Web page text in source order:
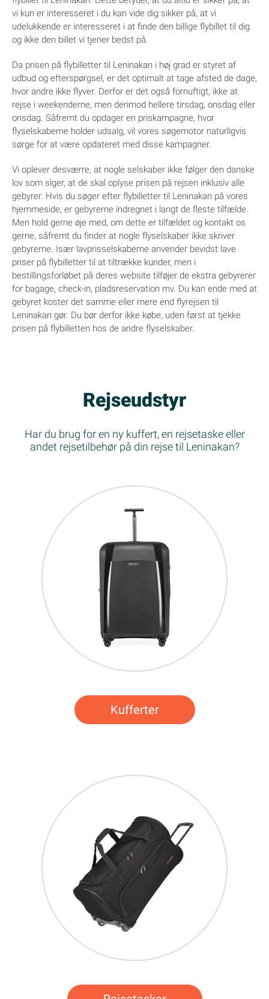
vi kun er interesseret i du kan vide dig sikker på, at vi
udelukkende er interesseret i at finde den billige flybillet til dig
og ikke den billet vi tjener bedst på.
Da prisen på flybilletter til Leninakan i høj grad er styret af
udbud og efterspørgsel, er det optimalt at tage afsted de dage,
hvor andre ikke flyver. Derfor er det også fornuftigt, ikke at
rejse i weekenderne, men derimod hellere tirsdag, onsdag eller
onsdag. Såfremt du opdager en priskampagne, hvor
flyselskaberne holder udsalg, vil vores søgemotor naturligvis
sørge for at være opdateret med disse kampagner.
Vi oplever desværre, at nogle selskaber ikke følger den danske
lov som siger, at de skal oplyse prisen på rejsen inklusiv alle
gebyrer. Hvis du søger efter flybilletter til Leninakan på vores
hjemmeside, er gebyrerne indregnet i langt de fleste tilfælde.
Men hold gerne øje med, om dette er tilfældet og kontakt os
gerne, såfremt du finder at nogle flyselskaber ikke skriver
gebyrerne. Især lavprisselskaberne anvender bevidst lave
priser på flybilletter til at tiltrække kunder, men i
bestillingsforløbet på deres website tilføjer de ekstra gebyrerer
for bagage, check-in, pladsreservation mv. Du kan ende med at
gebyret koster det samme eller mere end flyrejsen til
Leninakan gør. Du bør derfor ikke købe, uden først at tjekke
prisen på flybilletten hos de andre flyselskaber.
Rejseudstyr
Har du brug for en ny kuffert, en rejsetaske eller
andet rejsetilbehør på din rejse til Leninakan?
Kufferter